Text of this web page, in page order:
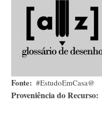
Fonte #EstudoEmCasa@
Proveniência do Recurso